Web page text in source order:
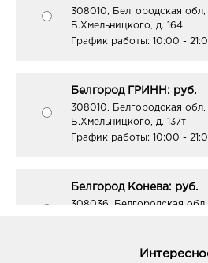
308010, Белгородская обл,
Б.Хмельницкого, д. 164
График работы: 10:00 -
Белгород ГРИНН: руб.
308010, Белгородская обл,
Б.Хмельницкого, д. 137т
График работы: 10:00 -
Белгород Конева: руб.
308036, Белгородская